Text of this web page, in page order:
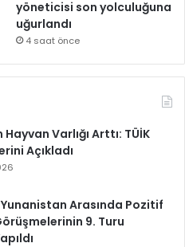
yöneticisi son yolculuğuna
uğurlandı
4 saat önce
Hayvan Varlığı Arttı: TÜİK
Açıkladı
Arasında Pozitif
9. Turu